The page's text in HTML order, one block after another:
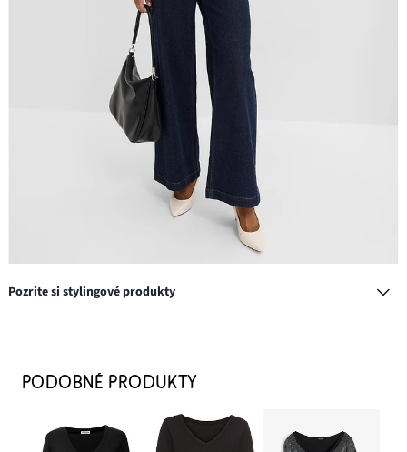
Pozrite si stylingové produkty
34,99 €
PRIDAŤ DO KOŠÍKA
Džínsy, široké, stredná výška pásu
PODOBNÉ PRODUKTY